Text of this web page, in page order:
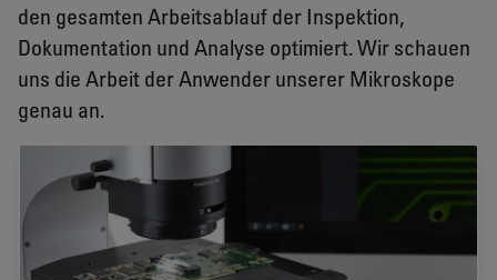
den gesamten Arbeitsablauf der Inspektion,
Dokumentation und Analyse optimiert. Wir schauen
uns die Arbeit der Anwender unserer Mikroskope
genau an.